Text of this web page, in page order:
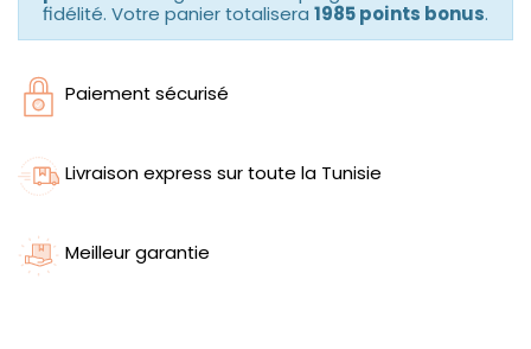
fidélité. Votre panier totalisera 1985 points bonus.
Paiement sécurisé
Livraison express sur toute la Tunisie
Meilleur garantie